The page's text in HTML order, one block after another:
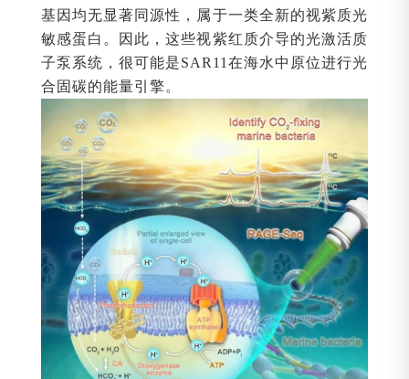
基因均无显著同源性，属于一类全新的视紫质光
敏感蛋白。因此，这些视紫红质介导的光激活质
子泵系统，很可能是SAR11在海水中原位进行光
合固碳的能量引擎。